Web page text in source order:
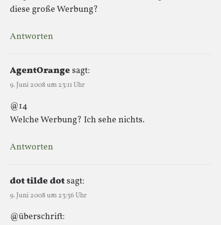
diese große Werbung?
Antworten
AgentOrangesagt:
9. Juni 2008 um 23:11 Uhr
@14
Welche Werbung? Ich sehe nichts.
Antworten
dot tilde dotsagt:
9. Juni 2008 um 23:36 Uhr
@überschrift: